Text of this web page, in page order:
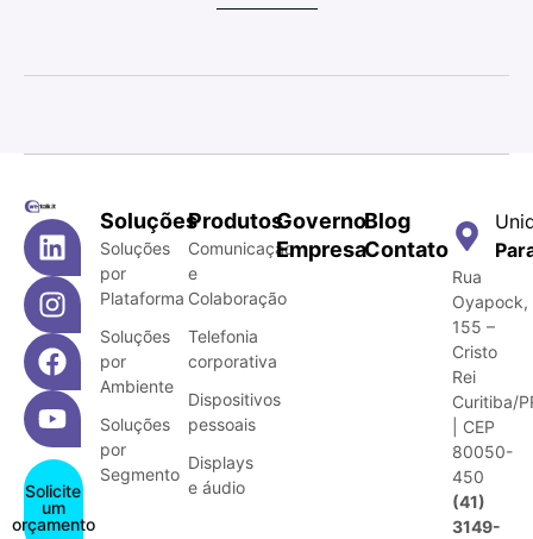
Solicite
um
orçamento
Soluções
Soluções
por
Plataforma
Soluções
por
Ambiente
Soluções
por
Segmento
Produtos
Comunicação
e
Colaboração
Telefonia
corporativa
Dispositivos
pessoais
Displays
e áudio
Governo
Empresa
Blog
Contato
Rua
Oyapock,
155 –
Cristo
Rei
Curitiba/
| CEP
80050-
450
(41)
3149-